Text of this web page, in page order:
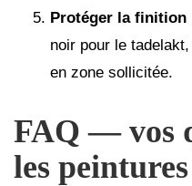
Protéger la finition
noir pour le
en zone sollicitée.
FAQ — vos
les